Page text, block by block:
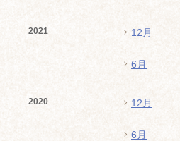
2021 12月
6月
2020 12月
6月